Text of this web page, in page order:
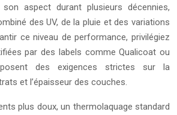
aspect durant plusieurs décennies,
des UV, de la pluie et des variations
ce niveau de performance, privilégiez
par des labels comme Qualicoat ou
des exigences strictes sur la
et l’épaisseur des couches.
plus doux, un thermolaquage standard